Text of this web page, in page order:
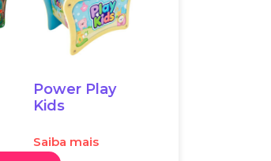
Power Play
Kids
Saiba mais